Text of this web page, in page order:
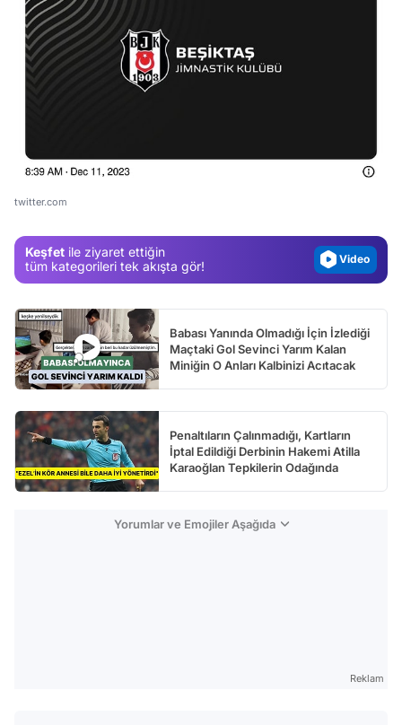
twitter.com
Keşfet ile ziyaret ettiğin
tüm kategorileri tek akışta gör!
Test
Video
Babası Yanında Olmadığı İçin İzlediği
Maçtaki Gol Sevinci Yarım Kalan
Miniğin O Anları Kalbinizi Acıtacak
Penaltıların Çalınmadığı, Kartların
İptal Edildiği Derbinin Hakemi Atilla
Karaoğlan Tepkilerin Odağında
Yorumlar ve Emojiler Aşağıda
Reklam